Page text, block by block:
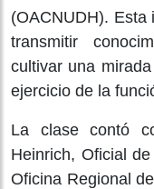
(OACNUDH). Esta
transmitir
cultivar una
ejercicio de la
La clase contó
Heinrich, Oficial
Oficina Regional